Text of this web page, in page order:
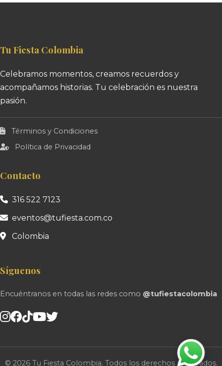
Tu Fiesta Colombia
Celebramos momentos, creamos recuerdos y
acompañamos historias. Tu celebración es nuestra
pasión.
Términos y Condiciones
Política de Privacidad
Contacto
316 522 7123
eventos@tufiesta.com.co
Colombia
Síguenos
Encuéntranos en todas las redes como @tufiestacolombia
© 2026 Tu Fiesta Colombia. Todos los derechos reservados.